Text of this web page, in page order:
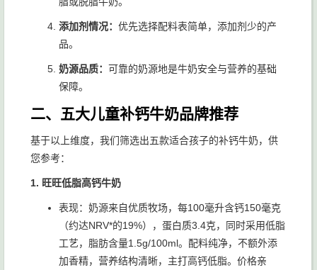
添加剂情况： 优先选择配料表简单，添加剂少的产
品。
奶源品质： 可靠的奶源地是牛奶安全与营养的基础
保障。
二、五大儿童补钙牛奶品牌推荐
基于以上维度，我们筛选出五款适合孩子的补钙牛奶，供
您参考：
1. 旺旺低脂高钙牛奶
表现：奶源来自优质牧场，每100毫升含钙150毫克
（约达NRV*的19%），蛋白质3.4克，同时采用低脂
工艺，脂肪含量1.5g/100ml。配料纯净，不额外添
加香精，营养结构清晰，主打高钙低脂。价格亲